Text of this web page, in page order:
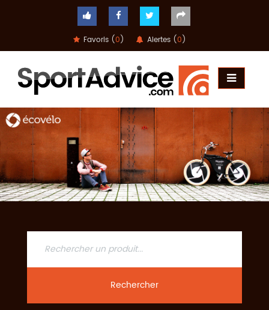
Favoris (0) Alertes (0)
COMPARATEUR
CONSEILS
QUESTIONS
-
RÉPONSES
CONTACT
Rechercher